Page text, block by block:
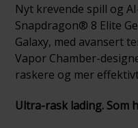
Nyt krevende spill og
Snapdragon® 8 Elite
Galaxy, med avansert
Vapor Chamber-
raskere og mer
Ultra-rask lading. Som